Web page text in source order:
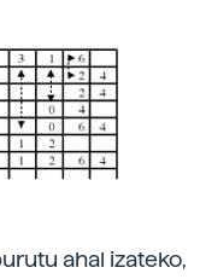
ahal izateko,